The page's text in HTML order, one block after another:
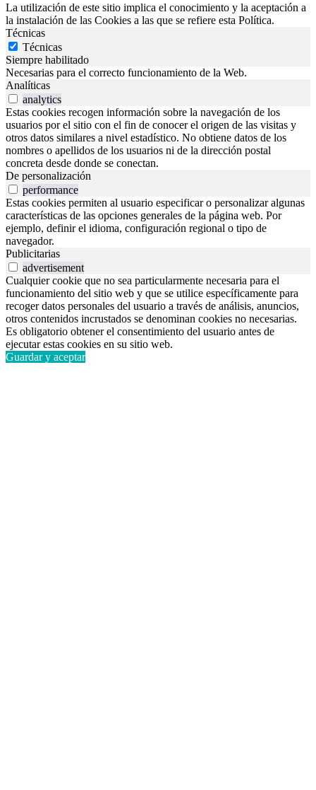
La utilización de este sitio implica el conocimiento y la aceptación a
la instalación de las Cookies a las que se refiere esta Política.
Técnicas
Técnicas
Siempre habilitado
Necesarias para el correcto funcionamiento de la Web.
Analíticas
analytics
Estas cookies recogen información sobre la navegación de los
usuarios por el sitio con el fin de conocer el origen de las visitas y
otros datos similares a nivel estadístico. No obtiene datos de los
nombres o apellidos de los usuarios ni de la dirección postal
concreta desde donde se conectan.
De personalización
performance
Estas cookies permiten al usuario especificar o personalizar algunas
características de las opciones generales de la página web. Por
ejemplo, definir el idioma, configuración regional o tipo de
navegador.
Publicitarias
advertisement
Cualquier cookie que no sea particularmente necesaria para el
funcionamiento del sitio web y que se utilice específicamente para
recoger datos personales del usuario a través de análisis, anuncios,
otros contenidos incrustados se denominan cookies no necesarias.
Es obligatorio obtener el consentimiento del usuario antes de
ejecutar estas cookies en su sitio web.
Guardar y aceptar